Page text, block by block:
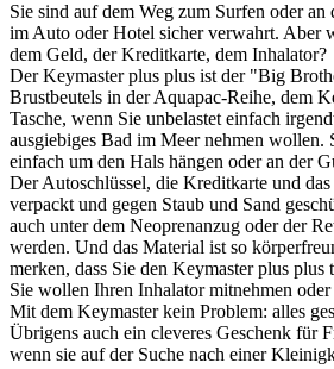
Sie sind auf dem Weg zum Surfen oder an
im Auto oder Hotel sicher verwahrt. Aber
dem Geld, der Kreditkarte, dem Inhalator?
Der Keymaster plus plus ist der "Big
Brustbeutels in der Aquapac-Reihe, dem
Tasche, wenn Sie unbelastet einfach
ausgiebiges Bad im Meer nehmen wollen.
einfach um den Hals hängen oder an der
Der Autoschlüssel, die Kreditkarte und
verpackt und gegen Staub und Sand
auch unter dem Neoprenanzug oder der
werden. Und das Material ist so
merken, dass Sie den Keymaster plus plus
Sie wollen Ihren Inhalator mitnehmen
Mit dem Keymaster kein Problem: alles
Übrigens auch ein cleveres Geschenk für
wenn sie auf der Suche nach einer